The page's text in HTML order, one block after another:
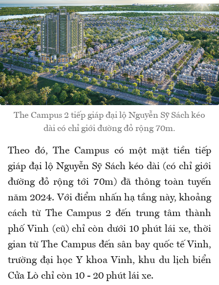
The Campus 2 tiếp giáp đại lộ Nguyễn Sỹ Sách kéo
dài có chỉ giới đường đỏ rộng 70m.
Theo đó, The Campus có một mặt tiền tiếp
giáp đại lộ Nguyễn Sỹ Sách kéo dài (có chỉ giới
đường đỏ rộng tới 70m) đã thông toàn tuyến
năm 2024. Với điểm nhấn hạ tầng này, khoảng
cách từ The Campus 2 đến trung tâm thành
phố Vinh (cũ) chỉ còn dưới 10 phút lái xe, thời
gian từ The Campus đến sân bay quốc tế Vinh,
trường đại học Y khoa Vinh, khu du lịch biển
Cửa Lò chỉ còn 10 - 20 phút lái xe.